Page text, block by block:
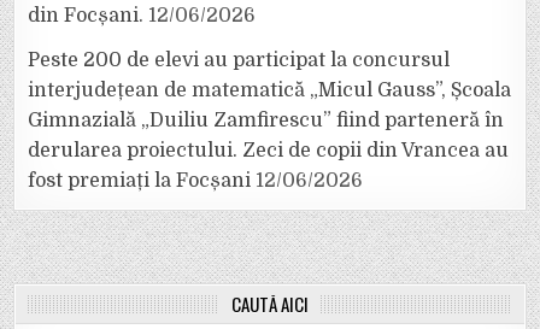
din Focșani. 12/06/2026
Peste 200 de elevi au participat la concursul
interjudețean de matematică „Micul Gauss”, Școala
Gimnazială „Duiliu Zamfirescu” fiind parteneră în
derularea proiectului. Zeci de copii din Vrancea au
fost premiați la Focșani 12/06/2026
CAUTĂ AICI